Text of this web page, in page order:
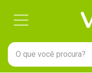
O que você procura?